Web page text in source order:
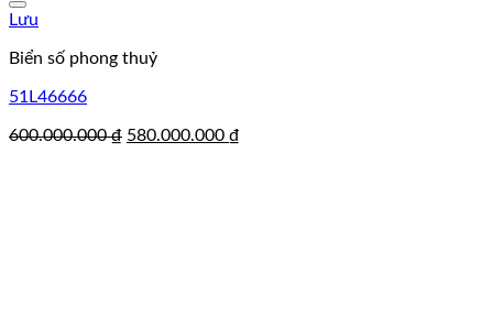
Lưu
Biển số phong thuỷ
51L46666
600.000.000₫ Giá
580.000.000 ₫